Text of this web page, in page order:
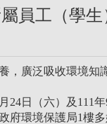
員工（學
，廣泛吸收環境知
24日（六）及111年
府環境保護局1樓